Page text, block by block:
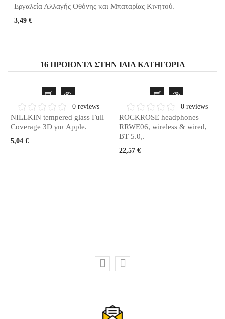
Εργαλεία Αλλαγής Οθόνης και Μπαταρίας Κινητού.
3,49 €
16 ΠΡΟΙΌΝΤΑ ΣΤΗΝ ΊΔΙΑ ΚΑΤΗΓΟΡΊΑ
0 reviews
NILLKIN tempered glass Full
Coverage 3D για Apple.
5,04 €
0 reviews
ROCKROSE headphones
RRWE06, wireless & wired,
BT 5.0,.
22,57 €